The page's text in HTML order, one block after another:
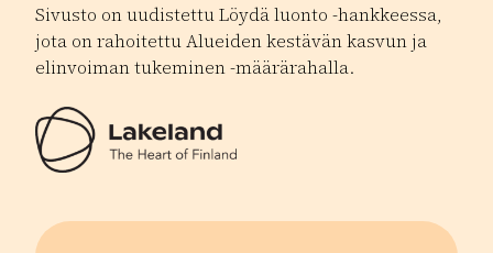
Sivusto on uudistettu Löydä luonto -hankkeessa,
jota on rahoitettu Alueiden kestävän kasvun ja
elinvoiman tukeminen -määrärahalla.